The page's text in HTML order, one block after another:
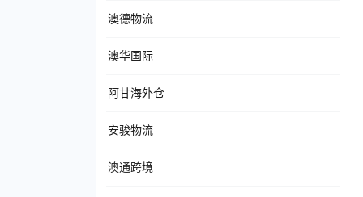
澳德物流
澳华国际
阿甘海外仓
安骏物流
澳通跨境